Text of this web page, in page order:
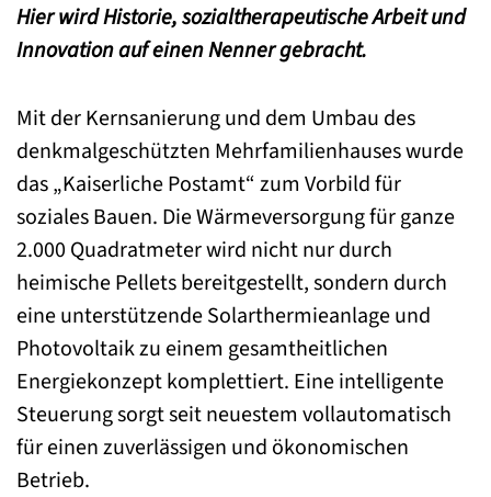
Hier wird Historie, sozialtherapeutische Arbeit und
Innovation auf einen Nenner gebracht.
Mit der Kernsanierung und dem Umbau des
denkmalgeschützten Mehrfamilienhauses wurde
das „Kaiserliche Postamt“ zum Vorbild für
soziales Bauen. Die Wärmeversorgung für ganze
2.000 Quadratmeter wird nicht nur durch
heimische Pellets bereitgestellt, sondern durch
eine unterstützende Solarthermieanlage und
Photovoltaik zu einem gesamtheitlichen
Energiekonzept komplettiert. Eine intelligente
Steuerung sorgt seit neuestem vollautomatisch
für einen zuverlässigen und ökonomischen
Betrieb.